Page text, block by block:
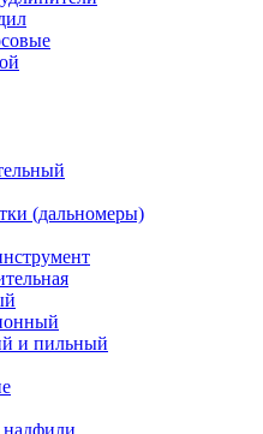
(дальномеры)
и пильный